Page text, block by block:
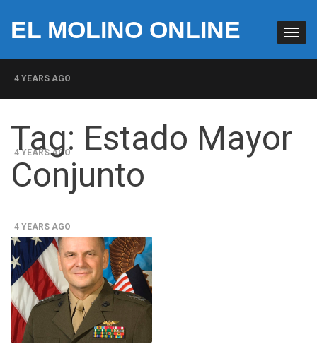
EL MOLINO ONLINE
4 YEARS AGO
Milicias fascistas en EUA: Lista de miembros de grupo
paramilitar muestra su penetración en la sociedad
4 YEARS AGO
La increíble y descarada historia del congresista por
4 YEARS AGO
Insurrección bolsonarista en Brasil lleva la firma del
Trumpismo
4 YEARS AGO
Control del Senado EUA en juego en 2da vuelta
Tag: Estado Mayor
Conjunto